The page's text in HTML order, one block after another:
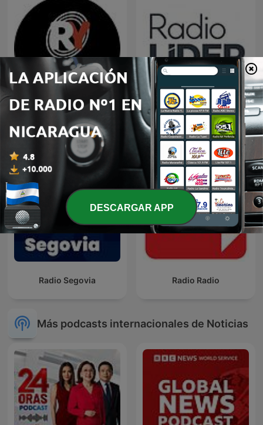
RADIO YA! Radio Líder
Radio Segovia Radio Radio
Más podcasts internacionales de Noticias
DESCARGAR APP